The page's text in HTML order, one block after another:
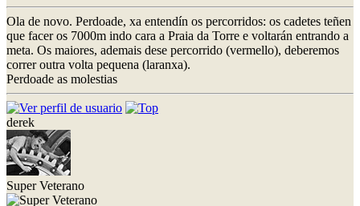
Ola de novo. Perdoade, xa entendín os percorridos: os cadetes teñen
que facer os 7000m indo cara a Praia da Torre e voltarán entrando a
meta. Os maiores, ademais dese percorrido (vermello), deberemos
correr outra volta pequena (laranxa).
Perdoade as molestias
derek
Super Veterano